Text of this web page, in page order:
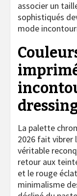
associer un
sophistiqués
mode
La palette
2026 fait vibrer
véritable
retour aux
et le rouge
minimalisme